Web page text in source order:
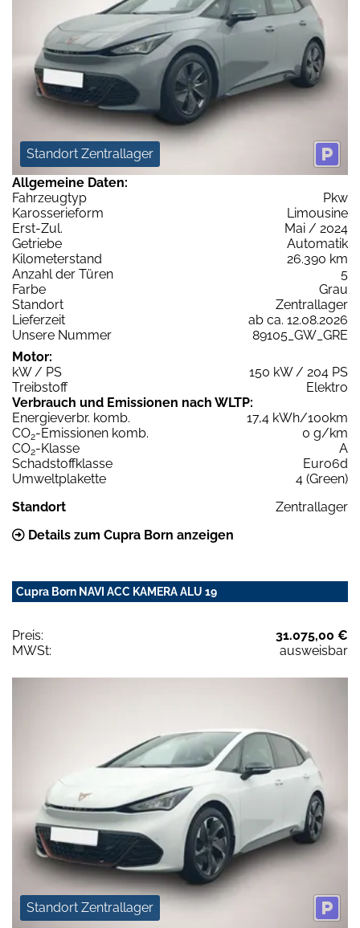
Standort Zentrallager
Allgemeine Daten:
Fahrzeugtyp
Pkw
Karosserieform
Limousine
Erst-Zul.
Mai / 2024
Getriebe
Automatik
Kilometerstand
26.390 km
Anzahl der Türen
5
Farbe
Grau
Standort
Zentrallager
Lieferzeit
ab ca. 12.08.2026
Unsere Nummer
89105_GW_GRE
Motor:
kW / PS
150 kW / 204 PS
Treibstoff
Elektro
Verbrauch und Emissionen nach WLTP:
Energieverbr. komb.
17,4 kWh/100km
CO2-Emissionen komb.
0 g/km
CO2-Klasse
A
Schadstoffklasse
Euro6d
Umweltplakette
4 (Green)
Standort
Zentrallager
Details zum Cupra Born anzeigen
Cupra Born NAVI ACC KAMERA ALU 19
Preis:
31.075,00 €
MWSt:
ausweisbar
Standort Zentrallager